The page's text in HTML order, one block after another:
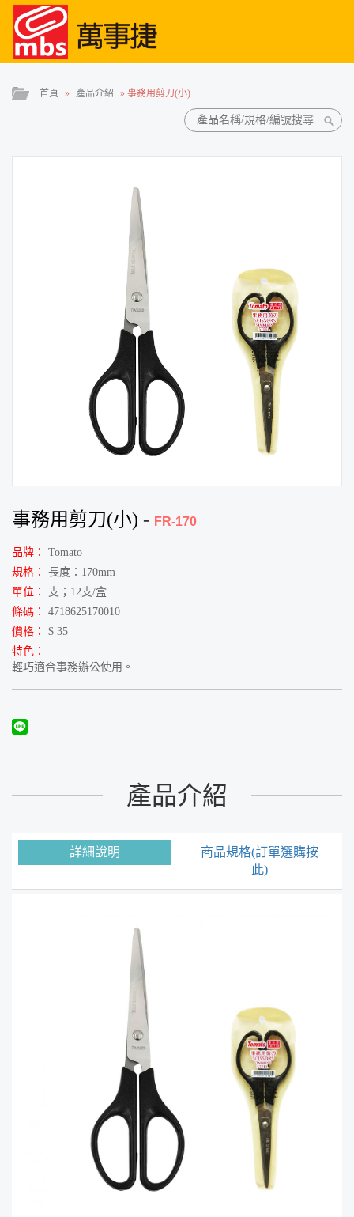
首頁 » 產品介紹 » 事務用剪刀(小)
事務用剪刀(小) - FR-170
品牌：
Tomato
規格：
長度：170mm
單位：
支；12支/盒
條碼：
4718625170010
價格：
$ 35
特色：
輕巧適合事務辦公使用。
產品介紹
詳細說明
商品規格(訂單選購按
此)